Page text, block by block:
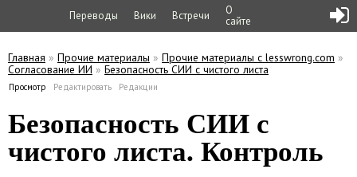
Переводы Вики Встречи
О
сайте
Вы здесь
Главная » Прочие материалы » Прочие материалы с lesswrong.com »
Согласование ИИ » Безопасность СИИ с чистого листа
Просмотр (активная вкладка)
Редактировать Редакции
Безопасность СИИ с
чистого листа. Контроль